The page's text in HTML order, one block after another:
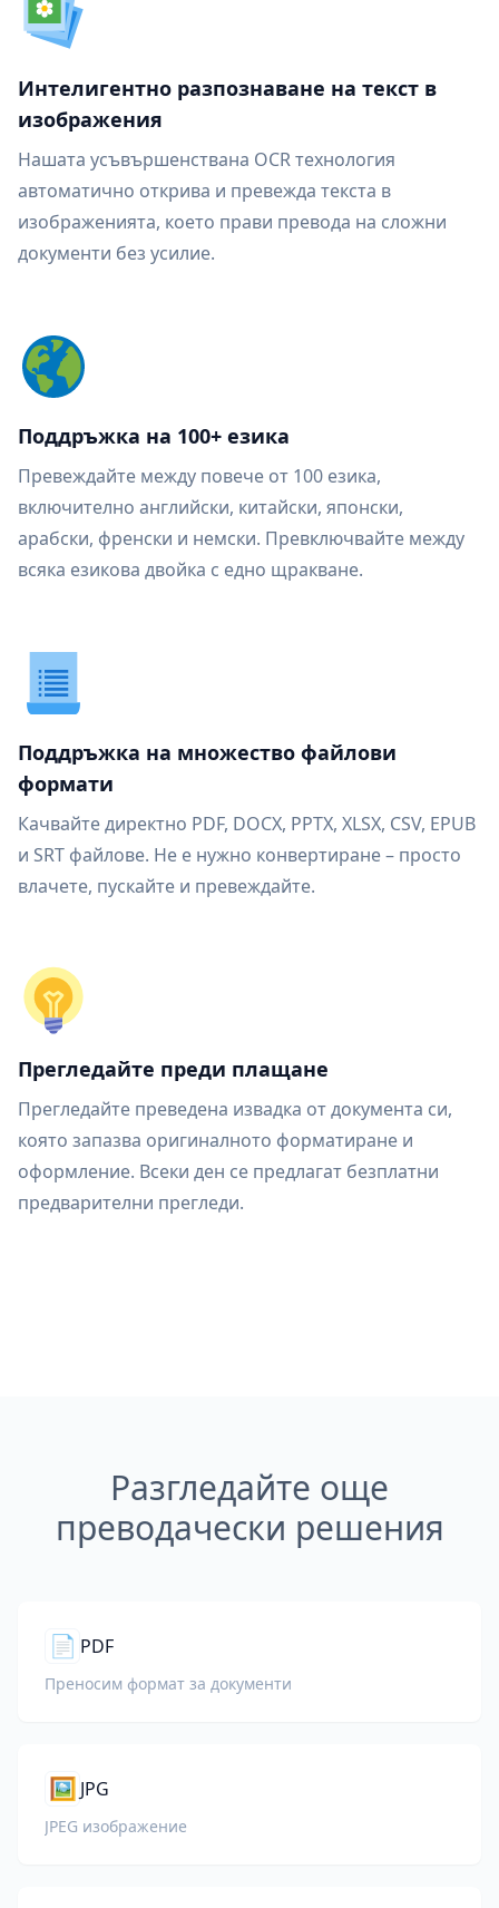
Интелигентно разпознаване на текст в
изображения
Нашата усъвършенствана OCR технология
автоматично открива и превежда текста в
изображенията, което прави превода на сложни
документи без усилие.
Поддръжка на 100+ езика
Превеждайте между повече от 100 езика,
включително английски, китайски, японски,
арабски, френски и немски. Превключвайте между
всяка езикова двойка с едно щракване.
Поддръжка на множество файлови
формати
Качвайте директно PDF, DOCX, PPTX, XLSX, CSV, EPUB
и SRT файлове. Не е нужно конвертиране – просто
влачете, пускайте и превеждайте.
Прегледайте преди плащане
Прегледайте преведена извадка от документа си,
която запазва оригиналното форматиране и
оформление. Всеки ден се предлагат безплатни
предварителни прегледи.
Разгледайте още
преводачески решения
📄 PDF
Преносим формат за документи
🖼️ JPG
JPEG изображение